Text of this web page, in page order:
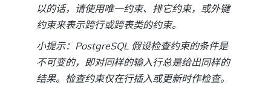
以的话，请使用唯一约束、排它约束，或外键
约束来表示跨行或跨表类的约束。
小提示：PostgreSQL 假设检查约束的条件是
不可变的，即对同样的输入行总是给出同样的
结果。检查约束仅在行插入或更新时作检查。